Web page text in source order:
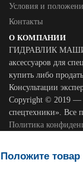
Условия и
Контакты
О КОМПАНИИ
ГИДРАВЛИК
аксессуаров для
купить либо
Консультации
Copyright © 2019 —
спецтехники». Все
Политика
Положите